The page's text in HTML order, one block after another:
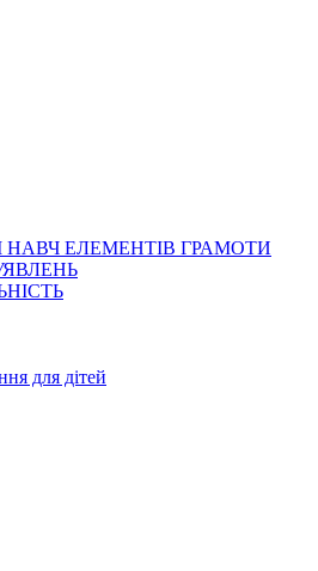
ЕЛЕМЕНТІВ ГРАМОТИ
для дітей